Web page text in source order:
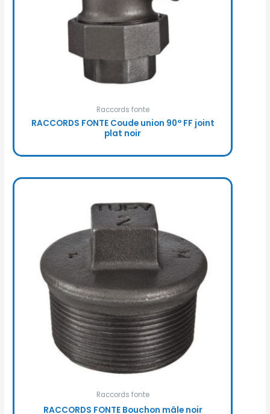
Raccords fonte
RACCORDS FONTE Coude union 90° FF joint
plat noir
Raccords fonte
RACCORDS FONTE Bouchon mâle noir